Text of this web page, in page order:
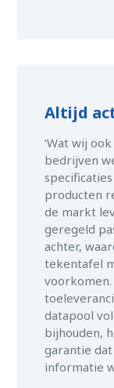
Altijd
‘Wat wij
bedrijven
producten
de markt
geregeld
achter,
tekentafel
datapool
bijhouden,
garantie
informatie